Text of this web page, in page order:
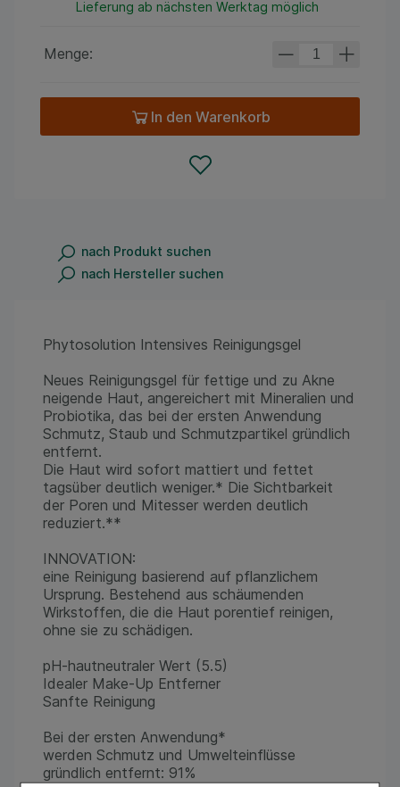
Lieferung ab nächsten Werktag möglich
Menge:
In den Warenkorb
nach Produkt suchen
nach Hersteller suchen
Phytosolution Intensives Reinigungsgel
Neues Reinigungsgel für fettige und zu Akne
neigende Haut, angereichert mit Mineralien und
Probiotika, das bei der ersten Anwendung
Schmutz, Staub und Schmutzpartikel gründlich
entfernt.
Die Haut wird sofort mattiert und fettet
tagsüber deutlich weniger.* Die Sichtbarkeit
der Poren und Mitesser werden deutlich
reduziert.**
INNOVATION:
eine Reinigung basierend auf pflanzlichem
Ursprung. Bestehend aus schäumenden
Wirkstoffen, die die Haut porentief reinigen,
ohne sie zu schädigen.
pH-hautneutraler Wert (5.5)
Idealer Make-Up Entferner
Sanfte Reinigung
Bei der ersten Anwendung*
werden Schmutz und Umwelteinflüsse
gründlich entfernt: 91%